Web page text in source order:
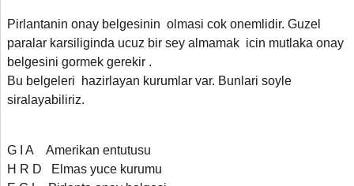
Pirlantanin onay belgesinin olmasi cok onemlidir. Guzel
paralar karsiliginda ucuz bir sey almamak icin mutlaka onay
belgesini gormek gerekir .
Bu belgeleri hazirlayan kurumlar var. Bunlari soyle
siralayabiliriz.
G I A Amerikan entutusu
H R D Elmas yuce kurumu